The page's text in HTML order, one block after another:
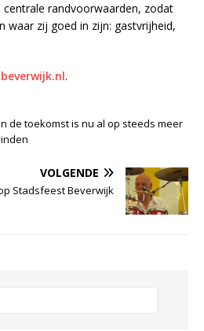
randvoorwaarden, zodat
waar zij goed in zijn: gastvrijheid,
.
de toekomst is nu al op steeds meer
VOLGENDE
Stadsfeest Beverwijk